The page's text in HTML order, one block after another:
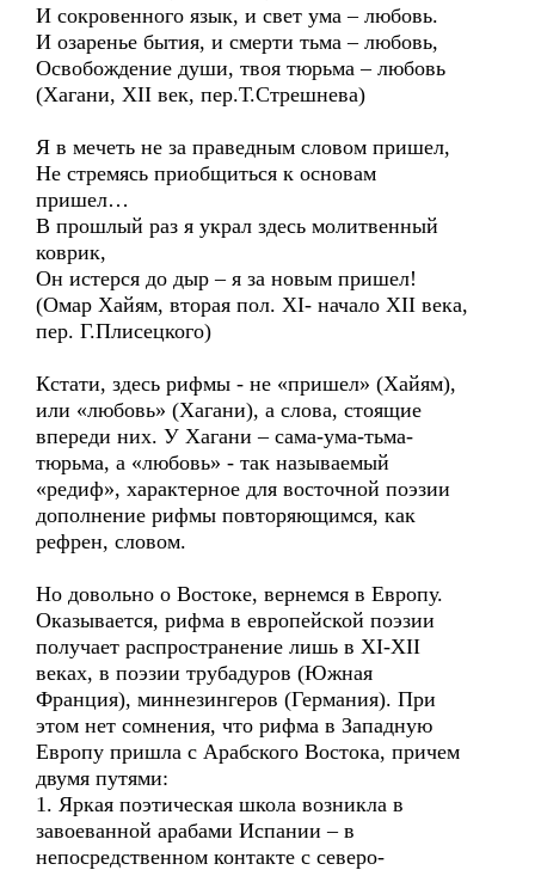
И сокровенного язык, и свет ума – любовь.
И озаренье бытия, и смерти тьма – любовь,
Освобождение души, твоя тюрьма – любовь
(Хагани, XII век, пер.Т.Стрешнева)
Я в мечеть не за праведным словом пришел,
Не стремясь приобщиться к основам
пришел…
В прошлый раз я украл здесь молитвенный
коврик,
Он истерся до дыр – я за новым пришел!
(Омар Хайям, вторая пол. XI- начало XII века,
пер. Г.Плисецкого)
Кстати, здесь рифмы - не «пришел» (Хайям),
или «любовь» (Хагани), а слова, стоящие
впереди них. У Хагани – сама-ума-тьма-
тюрьма, а «любовь» - так называемый
«редиф», характерное для восточной поэзии
дополнение рифмы повторяющимся, как
рефрен, словом.
Но довольно о Востоке, вернемся в Европу.
Оказывается, рифма в европейской поэзии
получает распространение лишь в XI-XII
веках, в поэзии трубадуров (Южная
Франция), миннезингеров (Германия). При
этом нет сомнения, что рифма в Западную
Европу пришла с Арабского Востока, причем
двумя путями:
1. Яркая поэтическая школа возникла в
завоеванной арабами Испании – в
непосредственном контакте с северо-